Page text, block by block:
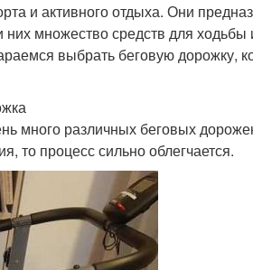
и активного отдыха. Они
множество средств для ходьбы
выбрать беговую дорожку,
много различных беговых
то процесс сильно облегчается.